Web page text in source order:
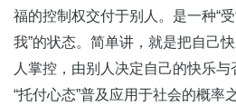
福的控制权交付于别人。是一种“
我”的状态。简单讲，就是把自己
人掌控，由别人决定自己的快乐与
“托付心态”普及应用于社会的概率